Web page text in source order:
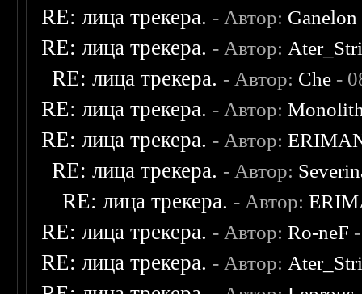
RE: лица трекера. - Автор: Ganelon
RE: лица трекера. - Автор:
RE: лица трекера. - Автор: Che -
RE: лица трекера. - Автор:
RE: лица трекера. - Автор:
RE: лица трекера. - Автор:
RE: лица трекера. - Автор:
RE: лица трекера. - Автор:Ro-neF
RE: лица трекера. - Автор: